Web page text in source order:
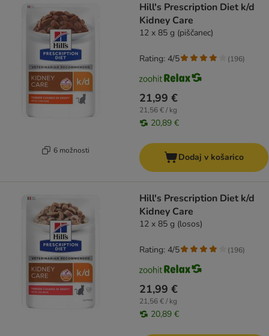
6 možnosti
Hill's Prescription Diet k/d
Kidney Care
12 x 85 g (piščanec)
21,99 €
21,56 € / kg
20,89 €
Rating: 4/5 (196)
Dodaj v košarico
Hill's Prescription Diet k/d
Kidney Care
12 x 85 g (losos)
21,99 €
21,56 € / kg
20,89 €
Rating: 4/5 (196)